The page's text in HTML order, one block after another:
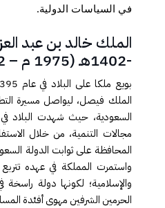
في السياسات الدولية.
-1402هـ (1975 م – 1982 م)
الملك فيصل، ليواصل مسيرة
السعودية، حيث شهدت البلاد
مجالات التنمية، من خلال
المحافظة على ثوابت الدولة
واستمرت المملكة في عهده
والإسلامية؛ لكونها دولة راسخة
الحرمين الشرفين مهوى أفئدة